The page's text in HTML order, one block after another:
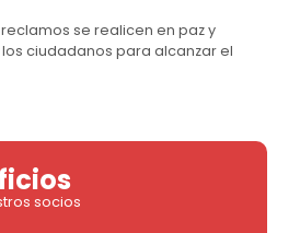
se realicen en paz y
ciudadanos para alcanzar el
socios